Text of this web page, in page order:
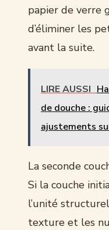
papier de verre
d’éliminer les
avant la suite.
LIRE AUSSI
de douche :
ajustements
La seconde
Si la couche
l’unité
texture et les